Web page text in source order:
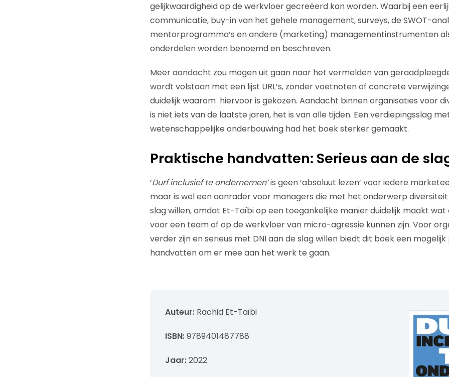
gelijkwaardigheid op de werkvloer gecreëerd kan worden. Waarbij een
communicatie, buy-in van het gehele management, surveys, de SWOT-
mentorprogramma’s en andere (marketing) managementinstrumenten
onderdelen worden benoemd en beschreven.
Meer aandacht zou mogen uit gaan naar het vermelden van
wordt volstaan met een lijst URL’s, zonder voetnoten of concrete
duidelijk waarom hiervoor is gekozen. Aandacht binnen organisaties voor
is niet iets van de laatste jaren, het is van alle tijden. Een verdiepingsslag
wetenschappelijke onderbouwing had het boek sterker gemaakt.
Praktische handvatten: Serieus aan de
‘Durf inclusief te ondernemen’is geen ‘absoluut lezen’ voor iedere
maar is wel een aanrader voor managers die met het onderwerp diversiteit
slag willen, omdat Et-Taïbi op een toegankelijke manier duidelijk maakt
voor een team of op de werkvloer van micro-agressie kunnen zijn. Voor
verder zijn en serieus met DNI aan de slag willen biedt dit boek een
handvatten om er mee aan het werk te gaan.
Auteur: Rachid Et-Taïbi
ISBN:9789401487788
Jaar:2022